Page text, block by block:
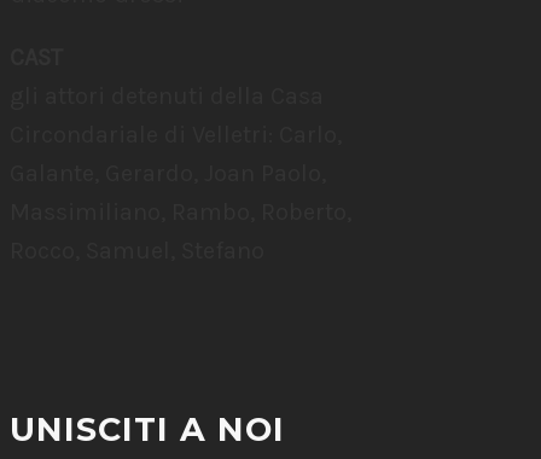
UNISCITI A NOI